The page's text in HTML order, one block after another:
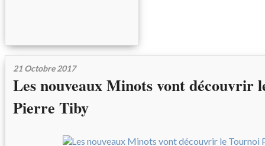
21 Octobre 2017
Les nouveaux Minots vont découvrir
Pierre Tiby